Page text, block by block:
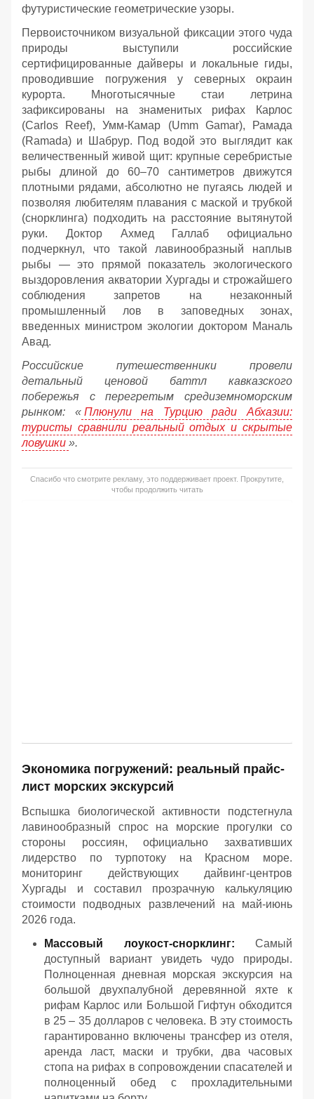
футуристические геометрические узоры.
Первоисточником визуальной фиксации этого чуда
природы выступили российские
сертифицированные дайверы и локальные гиды,
проводившие погружения у северных окраин
курорта. Многотысячные стаи летрина
зафиксированы на знаменитых рифах Карлос
(Carlos Reef), Умм-Камар (Umm Gamar), Рамада
(Ramada) и Шабрур. Под водой это выглядит как
величественный живой щит: крупные серебристые
рыбы длиной до 60–70 сантиметров движутся
плотными рядами, абсолютно не пугаясь людей и
позволяя любителям плавания с маской и трубкой
(снорклинга) подходить на расстояние вытянутой
руки. Доктор Ахмед Галлаб официально
подчеркнул, что такой лавинообразный наплыв
рыбы — это прямой показатель экологического
выздоровления акватории Хургады и строжайшего
соблюдения запретов на незаконный
промышленный лов в заповедных зонах,
введенных министром экологии доктором Маналь
Авад.
Российские путешественники провели
детальный ценовой баттл кавказского
побережья с перегретым средиземноморским
рынком: « Плюнули на Турцию ради Абхазии:
туристы сравнили реальный отдых и скрытые
ловушки ».
Спасибо что смотрите рекламу, это поддерживает проект. Прокрутите,
чтобы продолжить читать
Экономика погружений: реальный прайс-
лист морских экскурсий
Вспышка биологической активности подстегнула
лавинообразный спрос на морские прогулки со
стороны россиян, официально захвативших
лидерство по турпотоку на Красном море.
мониторинг действующих дайвинг-центров
Хургады и составил прозрачную калькуляцию
стоимости подводных развлечений на май-июнь
2026 года.
Массовый лоукост-снорклинг: Самый
доступный вариант увидеть чудо природы.
Полноценная дневная морская экскурсия на
большой двухпалубной деревянной яхте к
рифам Карлос или Большой Гифтун обходится
в 25 – 35 долларов с человека. В эту стоимость
гарантированно включены трансфер из отеля,
аренда ласт, маски и трубки, два часовых
стопа на рифах в сопровождении спасателей и
полноценный обед с прохладительными